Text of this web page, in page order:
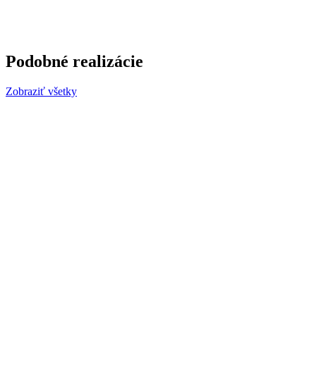
Podobné realizácie
Zobraziť všetky